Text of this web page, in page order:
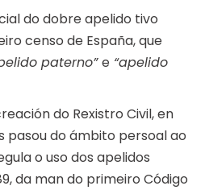
do dobre apelido tivo
censo de España, que
paterno”e “apelido
do Rexistro Civil, en
pasou do ámbito persoal ao
o uso dos apelidos
da man do primeiro Código